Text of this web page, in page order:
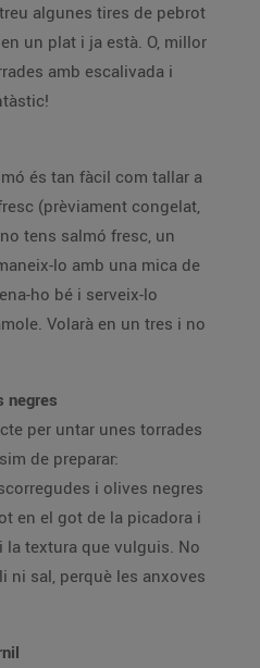
algunes tires de pebrot
un plat i ja està. O, millor
amb escalivada i
és tan fàcil com tallar a
(prèviament congelat,
tens salmó fresc, un
lo amb una mica de
ho bé i serveix-lo
Volarà en un tres i no
negres
per untar unes torrades
de preparar:
i olives negres
en el got de la picadora i
textura que vulguis. No
ni sal, perquè les anxoves